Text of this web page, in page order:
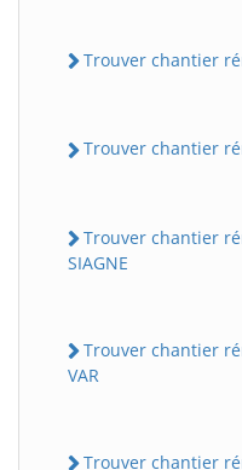
Trouver chantier
Trouver chantier
Trouver chantier
SIAGNE
Trouver chantier
VAR
Trouver chantier